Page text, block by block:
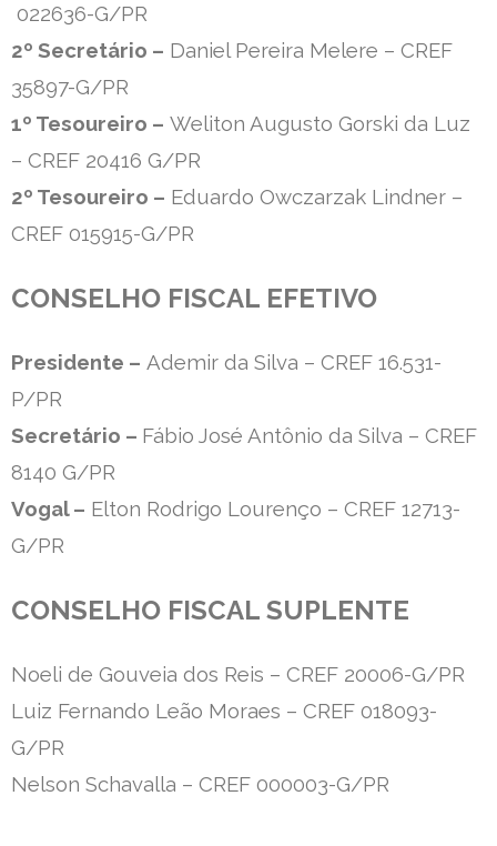
022636-G/PR
2º Secretário – Daniel Pereira Melere – CREF
35897-G/PR
1º Tesoureiro – Weliton Augusto Gorski da Luz
– CREF 20416 G/PR
2º Tesoureiro – Eduardo Owczarzak Lindner –
CREF 015915-G/PR
CONSELHO FISCAL EFETIVO
Presidente – Ademir da Silva – CREF 16.531-
P/PR
Secretário – Fábio José Antônio da Silva – CREF
8140 G/PR
Vogal – Elton Rodrigo Lourenço – CREF 12713-
G/PR
CONSELHO FISCAL SUPLENTE
Noeli de Gouveia dos Reis – CREF 20006-G/PR
Luiz Fernando Leão Moraes – CREF 018093-
G/PR
Nelson Schavalla – CREF 000003-G/PR